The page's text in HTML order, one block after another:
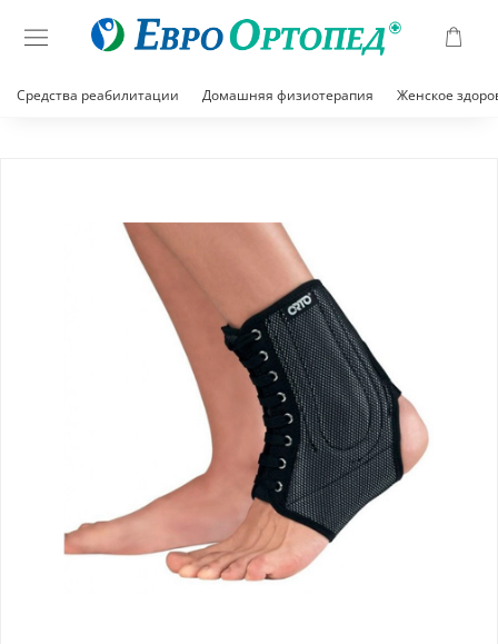
Средства реабилитации Домашняя физиотерапия Женское